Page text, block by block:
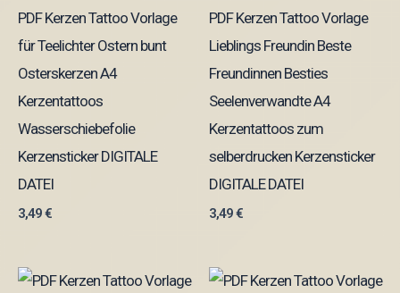
PDF Kerzen Tattoo Vorlage
für Teelichter Ostern bunt
Osterskerzen A4
Kerzentattoos
Wasserschiebefolie
Kerzensticker DIGITALE
DATEI
3,49€
PDF Kerzen Tattoo Vorlage
Lieblings Freundin Beste
Freundinnen Besties
Seelenverwandte A4
Kerzentattoos zum
selberdrucken Kerzensticker
DIGITALE DATEI
3,49€